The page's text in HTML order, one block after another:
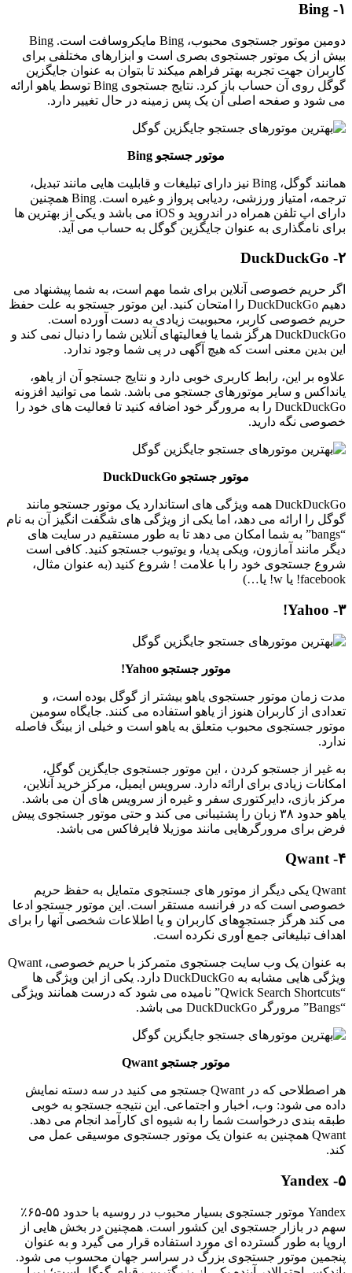
۱- Bing
دومین موتور جستجوی محبوب، Bing مایکروسافت است. Bing
بیش از یک موتور جستجوی بصری است و ابزارهای مختلفی برای
کاربران جهت تجربه بهتر فراهم میکند تا بتوان به عنوان جایگزین
گوگل روی آن حساب باز کرد. نتایج جستجوی Bing توسط یاهو ارائه
می شود و صفحه اصلی آن یک پس زمینه در حال تغییر دارد.
موتور جستجو Bing
همانند گوگل، Bing نیز دارای تبلیغات و قابلیت هایی مانند تبدیل،
ترجمه، امتیاز ورزشی، ردیابی پرواز و غیره است. Bing همچنین
دارای اپ تلفن همراه در اندروید و iOS می باشد و یکی از بهترین ها
برای نامگذاری به عنوان جایگزین گوگل به حساب می آید.
۲- DuckDuckGo
اگر حریم خصوصی آنلاین برای شما مهم است، به شما پیشنهاد می
دهیم DuckDuckGo را امتحان کنید. این موتور جستجو به علت حفظ
حریم خصوصی کاربر، محبوبیت زیادی به دست آورده است.
DuckDuckGo هرگز شما یا فعالیتهای آنلاین شما را دنبال نمی کند و
این بدین معنی است که هیچ آگهی در پی شما وجود ندارد.
علاوه بر این، رابط کاربری خوبی دارد و نتایج جستجو آن از یاهو،
یانداکس و سایر موتورهای جستجو می باشد. شما می توانید افزونه
DuckDuckGo را به مرورگر خود اضافه کنید تا فعالیت های خود را
خصوصی نگه دارید.
موتور جستجو DuckDuckGo
DuckDuckGo همه ویژگی های استاندارد یک موتور جستجو مانند
گوگل را ارائه می دهد، اما یکی از ویژگی های شگفت انگیز آن به نام
“bangs” به شما امکان می دهد تا به طور مستقیم در سایت های
دیگر مانند آمازون، ویکی پدیا، و یوتیوب جستجو کنید. کافی است
شروع جستجوی خود را با علامت ! شروع کنید (به عنوان مثال،
facebook! یا w! یا…)
۳- Yahoo!
موتور جستجو Yahoo!
مدت زمان موتور جستجوی یاهو بیشتر از گوگل بوده است، و
تعدادی از کاربران هنوز از یاهو استفاده می کنند. جایگاه سومین
موتور جستجوی محبوب متعلق به یاهو است و خیلی از بینگ فاصله
ندارد.
به غیر از جستجو کردن ، این موتور جستجوی جایگزین گوگل،
امکانات زیادی برای ارائه دارد. سرویس ایمیل، مرکز خرید آنلاین،
مرکز بازی، دایرکتوری سفر و غیره از سرویس های آن می باشد.
یاهو حدود ۳۸ زبان را پشتیبانی می کند و حتی موتور جستجوی پیش
فرض برای مرورگرهایی مانند موزیلا فایرفاکس می باشد.
۴- Qwant
Qwant یکی دیگر از موتور های جستجوی متمایل به حفظ حریم
خصوصی است که در فرانسه مستقر است. این موتور جستجو ادعا
می کند هرگز جستجوهای کاربران و یا اطلاعات شخصی آنها را برای
اهداف تبلیغاتی جمع آوری نکرده است.
به عنوان یک وب سایت جستجوی متمرکز با حریم خصوصی، Qwant
ویژگی هایی مشابه به DuckDuckGo دارد. یکی از این ویژگی ها
“Qwick Search Shortcuts” نامیده می شود که درست همانند ویژگی
“Bangs” مرورگر DuckDuckGo می باشد.
موتور جستجو Qwant
هر اصطلاحی که در Qwant جستجو می کنید در سه دسته نمایش
داده می شود: وب، اخبار و اجتماعی. این نتیجه جستجو به خوبی
طبقه بندی درخواست شما را به شیوه ای کارآمد انجام می دهد.
Qwant همچنین به عنوان یک موتور جستجوی موسیقی عمل می
کند.
۵- Yandex
Yandex موتور جستجوی بسیار محبوب در روسیه با حدود ۵۵-۶۵٪
سهم در بازار جستجوی این کشور است. همچنین در بخش هایی از
اروپا به طور گسترده ای مورد استفاده قرار می گیرد و به عنوان
پنجمین موتور جستجوی بزرگ در سراسر جهان محسوب می شود.